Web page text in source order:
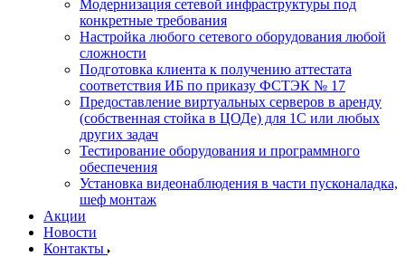
Модернизация сетевой инфраструктуры под
конкретные требования
Настройка любого сетевого оборудования любой
сложности
Подготовка клиента к получению аттестата
соответствия ИБ по приказу ФСТЭК № 17
Предоставление виртуальных серверов в аренду
(собственная стойка в ЦОДе) для 1С или любых
других задач
Тестирование оборудования и программного
обеспечения
Установка видеонаблюдения в части пусконаладка,
шеф монтаж
Акции
Новости
Контакты